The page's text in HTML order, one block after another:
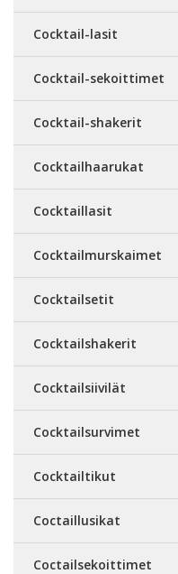
Cocktail-lasit
Cocktail-sekoittimet
Cocktail-shakerit
Cocktailhaarukat
Cocktaillasit
Cocktailmurskaimet
Cocktailsetit
Cocktailshakerit
Cocktailsiivilät
Cocktailsurvimet
Cocktailtikut
Coctaillusikat
Coctailsekoittimet